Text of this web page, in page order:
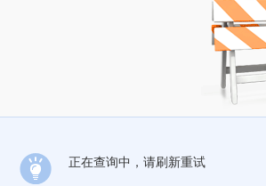
正在查询中，请刷新重试